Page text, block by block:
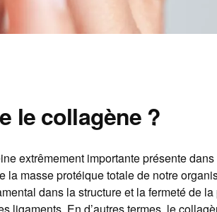
le collagène ?
extrêmement importante présente
la masse protéique totale de notre
dans la structure et la fermeté de
ligaments. En d’autres termes, le